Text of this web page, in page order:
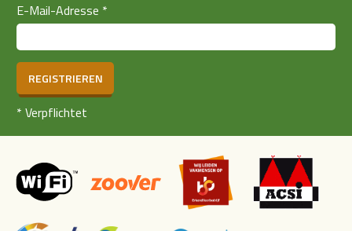
E-Mail-Adresse *
REGISTRIEREN
* Verpflichtet